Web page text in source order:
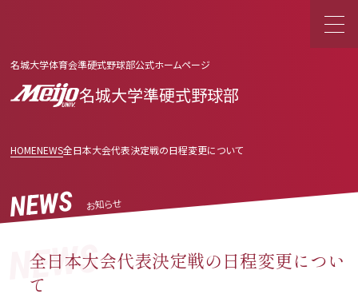
名城大学体育会準硬式野球部公式ホームページ
名城大学準硬式野球部
HOMENEWS全日本大会代表決定戦の日程変更について
NEWS お知らせ
NEWS
全日本大会代表決定戦の日程変更につい
て